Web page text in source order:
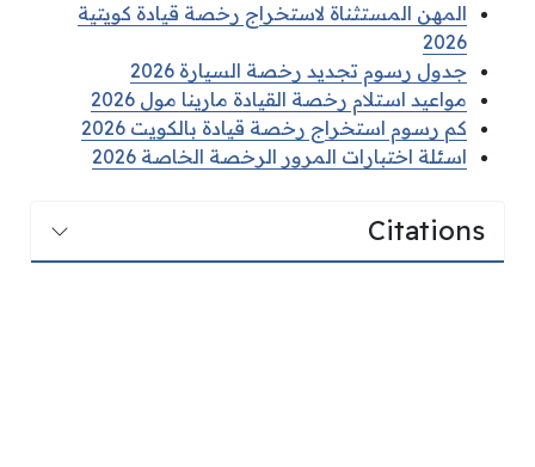
المهن المستثناة لاستخراج رخصة قيادة كويتية
2026
جدول رسوم تجديد رخصة السيارة 2026
مواعيد استلام رخصة القيادة مارينا مول 2026
كم رسوم استخراج رخصة قيادة بالكويت 2026
اسئلة اختبارات المرور الرخصة الخاصة 2026
Citations